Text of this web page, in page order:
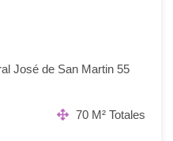
José de San Martin 55
70 M² Totales